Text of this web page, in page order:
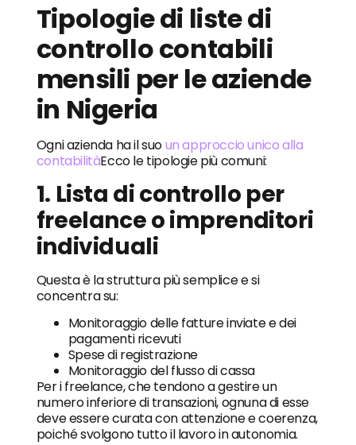
Tipologie di liste di
controllo contabili
mensili per le aziende
in Nigeria
Ogni azienda ha il suoun approccio unico alla
contabilitàEcco le tipologie più comuni:
1. Lista di controllo per
freelance o imprenditori
individuali
Questa è la struttura più semplice e si
concentra su:
Monitoraggio delle fatture inviate e dei
pagamenti ricevuti
Spese di registrazione
Monitoraggio del flusso di cassa
Per i freelance, che tendono a gestire un
numero inferiore di transazioni, ognuna di esse
deve essere curata con attenzione e coerenza,
poiché svolgono tutto il lavoro in autonomia.